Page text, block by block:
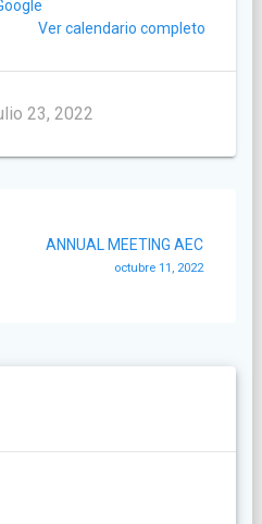
Ver calendario completo
23, 2022
ANNUAL MEETING AEC
octubre 11, 2022